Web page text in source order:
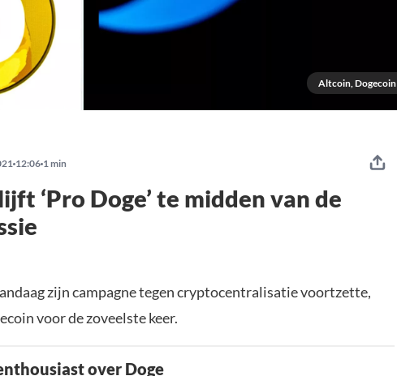
Altcoin, Dogecoin
12:06 1 min
‘Pro Doge’ te midden van de
zijn campagne tegen cryptocentralisatie voortzette,
voor de zoveelste keer.
over Doge